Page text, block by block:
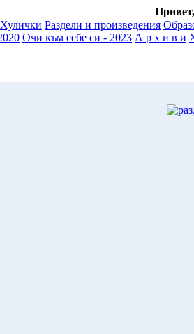
Хулички Раздели и произведения
Очи към себе си - 2023 А р х и в и